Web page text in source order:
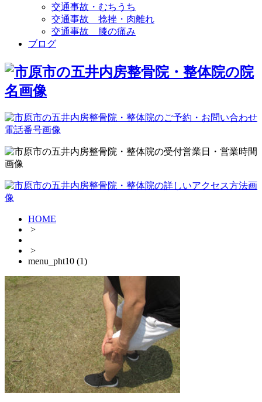
交通事故・むちうち
交通事故 捻挫・肉離れ
交通事故 膝の痛み
ブログ
HOME
>
>
menu_pht10 (1)